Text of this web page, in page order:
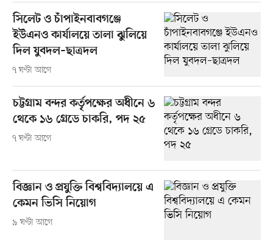
সিলেট ও চাঁপাইনবাবগঞ্জে
ইউএনও কার্যালয়ে তালা ঝুলিয়ে
দিল যুবদল–ছাত্রদল
৭ ঘণ্টা আগে
চট্টগ্রাম বন্দর কর্তৃপক্ষের অধীনে ৬
থেকে ১৬ গ্রেডে চাকরি, পদ ২৫
৭ ঘণ্টা আগে
বিজ্ঞান ও প্রযুক্তি বিশ্ববিদ্যালয়ে এ
কেমন ভিসি নিয়োগ
৯ ঘণ্টা আগে